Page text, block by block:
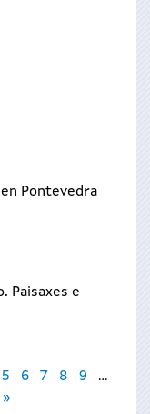
Pontevedra
Paisaxes e
5 6 7 8 9
…